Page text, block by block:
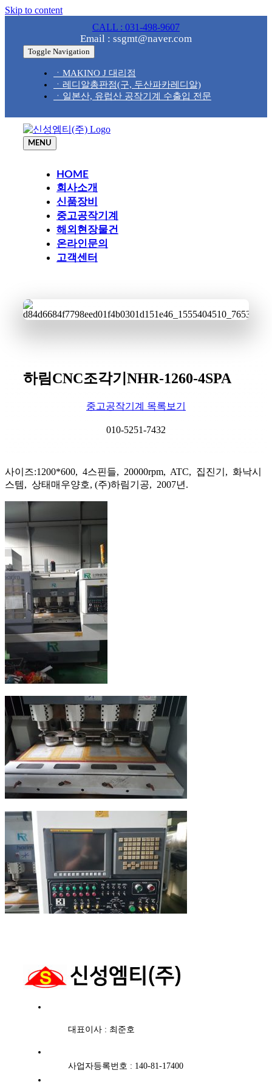
Skip to content
CALL : 031-498-9607
Email : ssgmt@naver.com
Toggle Navigation
ㆍMAKINO J 대리점
ㆍ레디알총판점(구, 두산파카레디알)
ㆍ일본산, 유럽산 공작기계 수출입 전문
MENU
HOME
회사소개
신품장비
중고공작기계
해외현장물건
온라인문의
고객센터
하림CNC조각기NHR-1260-4SPA
중고공작기계 목록보기
010-5251-7432
사이즈:1200*600, 4스핀들, 20000rpm, ATC, 집진기, 화낙시
스템, 상태매우양호, (주)하림기공, 2007년.
대표이사 : 최준호
사업자등록번호 : 140-81-17400